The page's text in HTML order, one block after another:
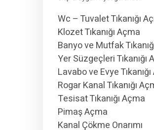
Wc – Tuvalet Tıkanığı
Klozet Tıkanığı Açma
Banyo ve Mutfak
Yer Süzgeçleri Tıkanığı
Lavabo ve Evye
Rogar Kanal Tıkanığı
Tesisat Tıkanığı Açma
Pimaş Açma
Kanal Çökme Onarımı